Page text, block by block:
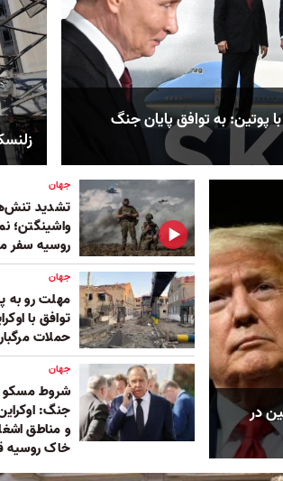
پوتین: به توافق پایان جنگ
در
جهان
تشدید
واشینگتن؛
روسیه سفر
جهان
مهلت رو به
توافق با
حملات
جهان
شروط مسکو
جنگ:
و مناطق
خاک روسیه